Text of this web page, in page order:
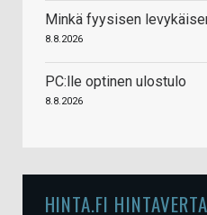
Minkä fyysisen
8.8.2026
PC:lle optinen ulostulo
8.8.2026
HINTA.FI